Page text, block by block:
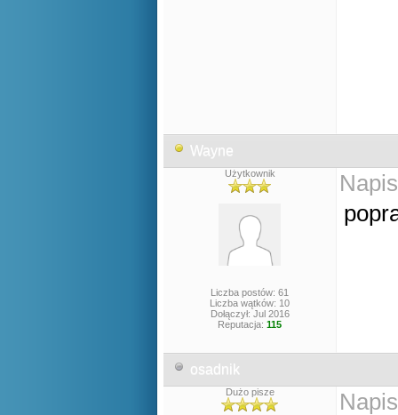
Wayne
Użytkownik
Liczba postów: 61
Liczba wątków: 10
Dołączył: Jul 2016
Reputacja: 115
osadnik
Dużo pisze